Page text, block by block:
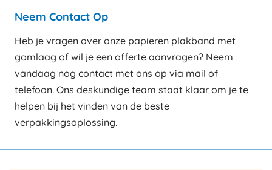
Neem Contact Op
Heb je vragen over onze papieren plakband met
gomlaag of wil je een offerte aanvragen? Neem
vandaag nog contact met ons op via mail of
telefoon. Ons deskundige team staat klaar om je te
helpen bij het vinden van de beste
verpakkingsoplossing.